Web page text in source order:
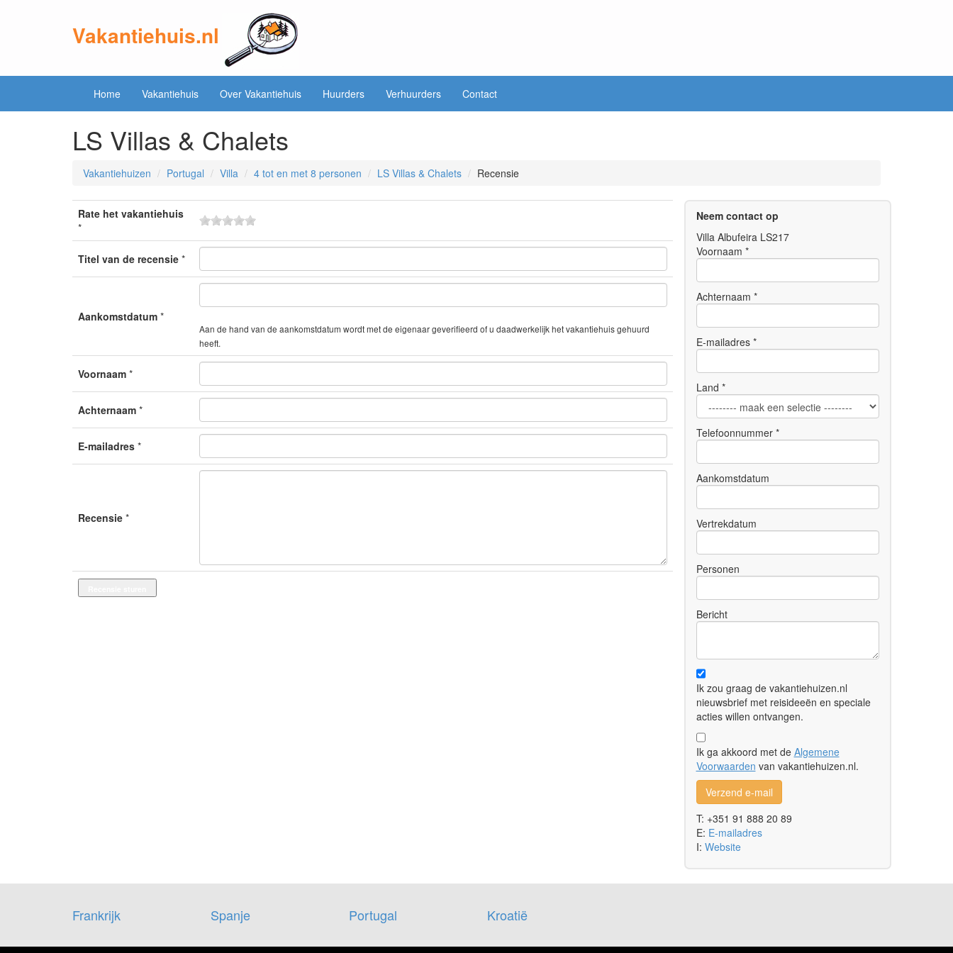
Vakantiehuis.nl
Home Vakantiehuis Over Vakantiehuis Huurders Verhuurders Contact
LS Villas & Chalets
Vakantiehuizen Portugal Villa 4 tot en met 8 personen LS Villas & Chalets Recensie
Rate het vakantiehuis
*
Titel van de recensie *
Aankomstdatum *
Aan de hand van de aankomstdatum wordt met de eigenaar geverifieerd of u daadwerkelijk het vakantiehuis gehuurd
heeft.
Voornaam *
Achternaam *
E-mailadres *
Recensie *
Neem contact op
Villa Albufeira LS217
Voornaam *
Achternaam *
E-mailadres *
Land *
Telefoonnummer *
Aankomstdatum
Vertrekdatum
Personen
Bericht
Ik zou graag de vakantiehuizen.nl
nieuwsbrief met reisideeën en speciale
acties willen ontvangen.
Ik ga akkoord met de Algemene
Voorwaarden van vakantiehuizen.nl.
Verzend e-mail
T: +351 91 888 20 89
E: E-mailadres
I: Website
Frankrijk Spanje Portugal Kroatië